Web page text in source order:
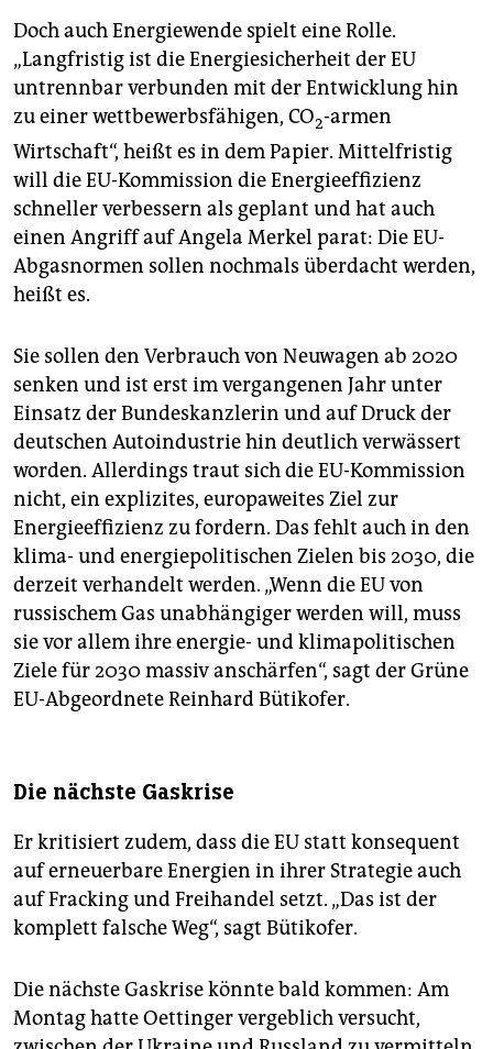
Doch auch Energiewende spielt eine Rolle.
„Langfristig ist die Energiesicherheit der EU
untrennbar verbunden mit der Entwicklung hin
zu einer wettbewerbsfähigen, CO2-armen
Wirtschaft“, heißt es in dem Papier. Mittelfristig
will die EU-Kommission die Energieeffizienz
schneller verbessern als geplant und hat auch
einen Angriff auf Angela Merkel parat: Die EU-
Abgasnormen sollen nochmals überdacht werden,
heißt es.
Sie sollen den Verbrauch von Neuwagen ab 2020
senken und ist erst im vergangenen Jahr unter
Einsatz der Bundeskanzlerin und auf Druck der
deutschen Autoindustrie hin deutlich verwässert
worden. Allerdings traut sich die EU-Kommission
nicht, ein explizites, europaweites Ziel zur
Energieeffizienz zu fordern. Das fehlt auch in den
klima- und energiepolitischen Zielen bis 2030, die
derzeit verhandelt werden. „Wenn die EU von
russischem Gas unabhängiger werden will, muss
sie vor allem ihre energie- und klimapolitischen
Ziele für 2030 massiv anschärfen“, sagt der Grüne
EU-Abgeordnete Reinhard Bütikofer.
Die nächste Gaskrise
Er kritisiert zudem, dass die EU statt konsequent
auf erneuerbare Energien in ihrer Strategie auch
auf Fracking und Freihandel setzt. „Das ist der
komplett falsche Weg“, sagt Bütikofer.
Die nächste Gaskrise könnte bald kommen: Am
Montag hatte Oettinger vergeblich versucht,